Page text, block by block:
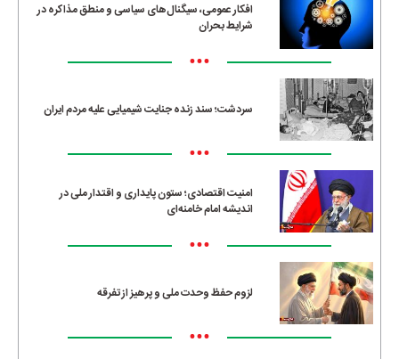
افکار عمومی، سیگنال‌های سیاسی و منطق مذاکره در
شرایط بحران
•••
سردشت؛ سند زنده جنایت شیمیایی علیه مردم ایران
•••
امنیت اقتصادی؛ ستون پایداری و اقتدار ملی در
اندیشه امام خامنه‌ای
•••
لزوم حفظ وحدت ملی و پرهیز از تفرقه
•••